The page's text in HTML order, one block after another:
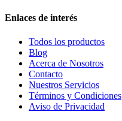
Enlaces de interés
Todos los productos
Blog
Acerca de Nosotros
Contacto
Nuestros Servicios
Términos y Condiciones
Aviso de Privacidad